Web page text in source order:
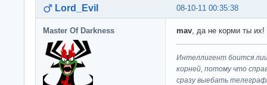
08-10-11 00:35:38
Lord_Evil
Master Of Darkness mav , да не корми ты
Интеллигент боится
корней, потому что
сразу выeбaть